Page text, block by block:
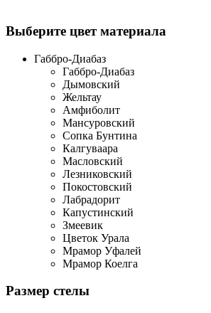
Выберите цвет материала
Габбро-Диабаз
Габбро-Диабаз
Дымовский
Жельтау
Амфиболит
Мансуровский
Сопка Бунтина
Калгуваара
Масловский
Лезниковский
Покостовский
Лабрадорит
Капустинский
Змеевик
Цветок Урала
Мрамор Уфалей
Мрамор Коелга
Размер стелы